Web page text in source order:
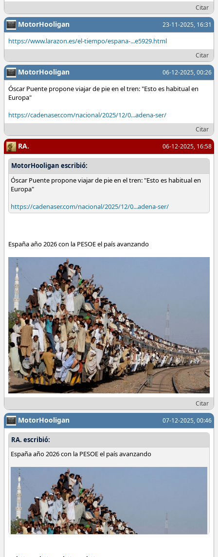
Citar
23-11-2025, 16:31
MotorHooligan
https://www.larazon.es/el-tiempo/espana-...e5929.html
Citar
06-12-2025, 00:26
MotorHooligan
Óscar Puente propone viajar de pie en el tren: "Esto es habitual en
Europa"
https://cadenaser.com/nacional/2025/12/0...adena-ser/
Citar
06-12-2025, 16:58
RA.
MotorHooligan escribió:
Óscar Puente propone viajar de pie en el tren: "Esto es habitual en
Europa"
https://cadenaser.com/nacional/2025/12/0...adena-ser/
España año 2026 con la PESOE el país avanzando
Citar
07-12-2025, 00:46
MotorHooligan
RA. escribió:
España año 2026 con la PESOE el país avanzando